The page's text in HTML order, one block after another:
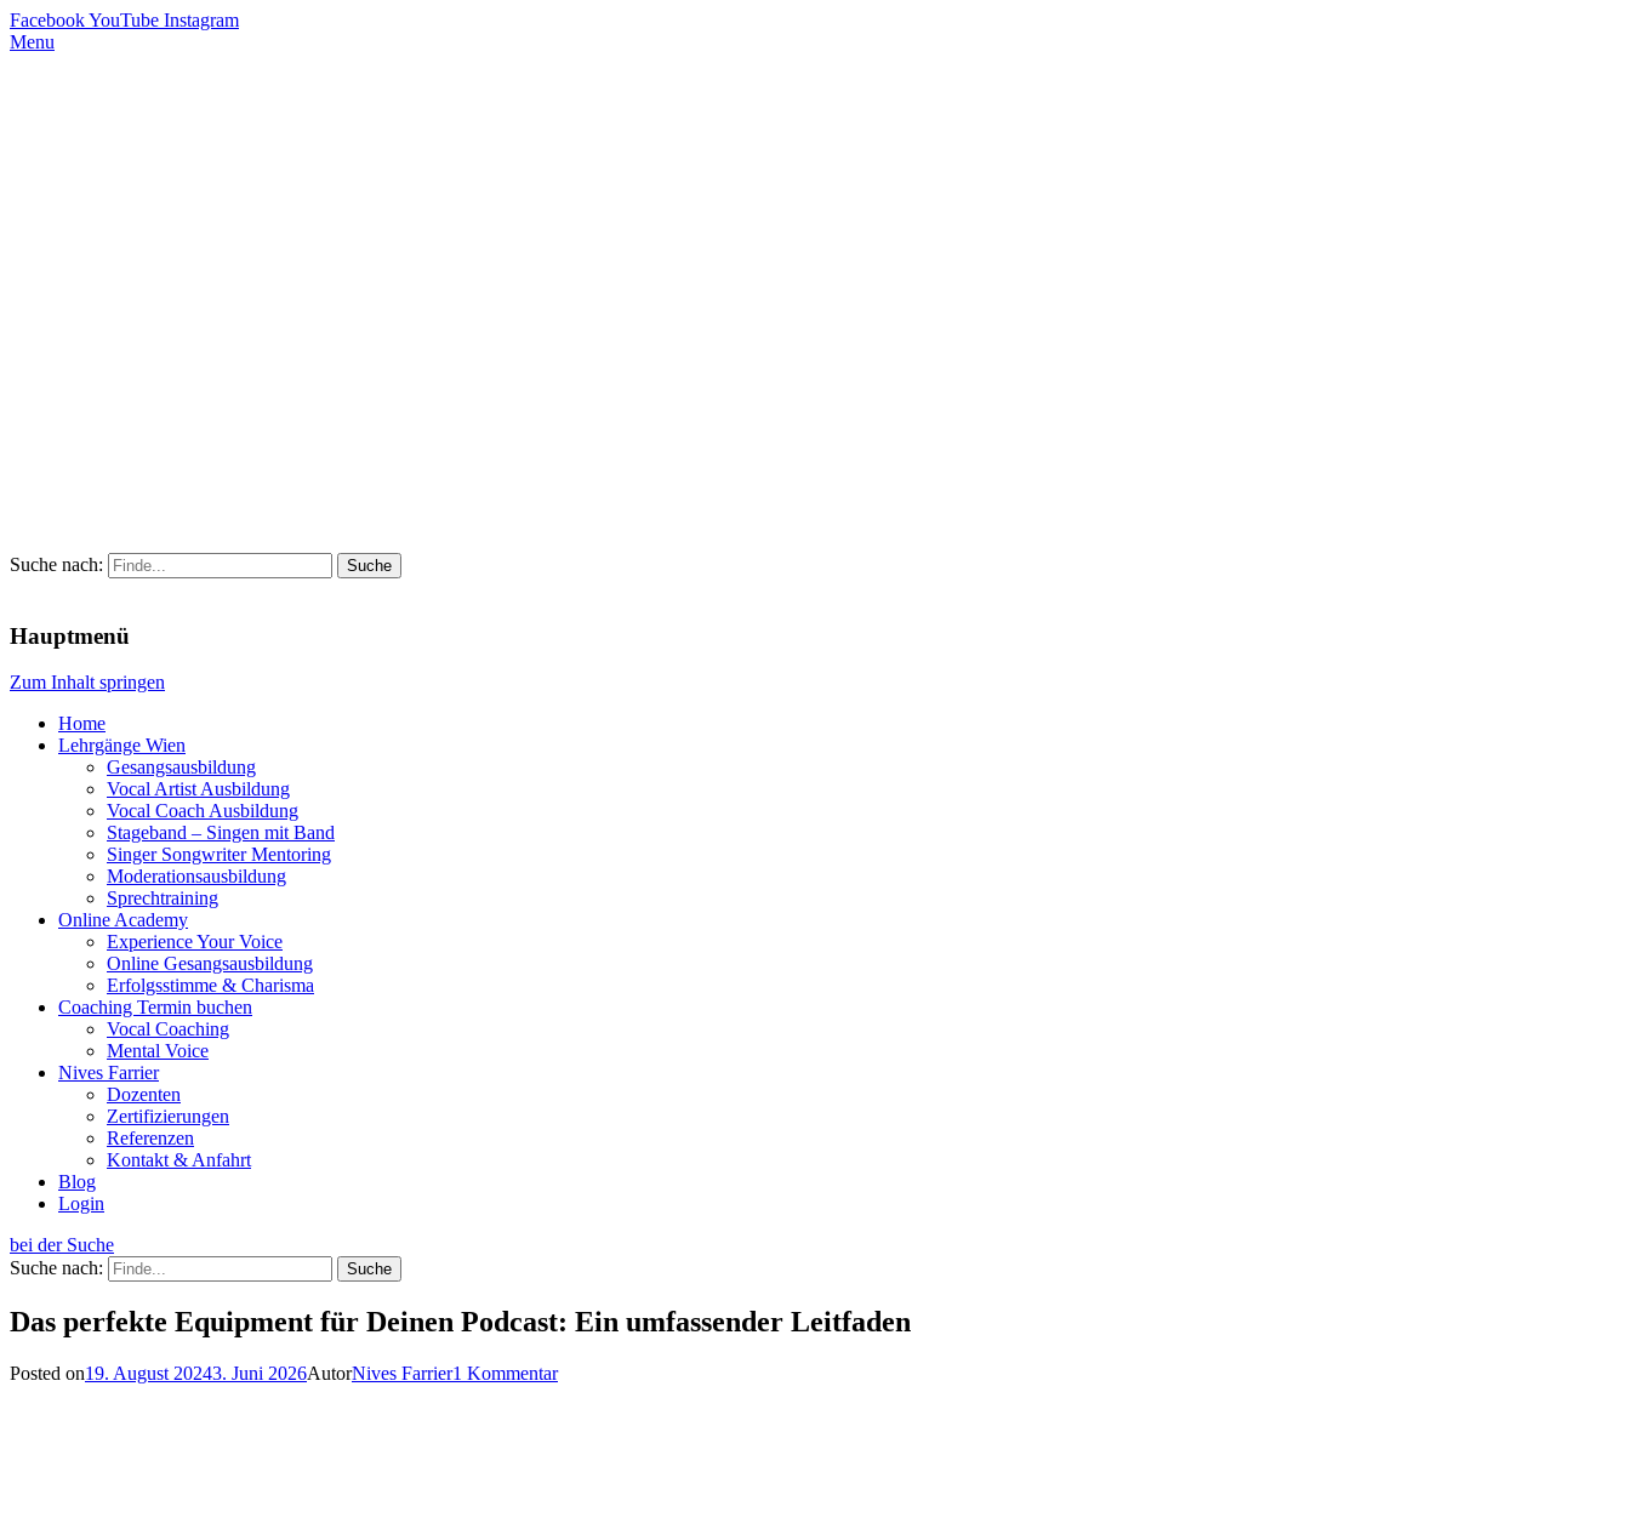
FacebookYouTube Instagram
Menu
Suche nach:
Hauptmenü
Zum Inhalt springen
Home
Lehrgänge Wien
Gesangsausbildung
Vocal Artist Ausbildung
Vocal Coach Ausbildung
Stageband – Singen mit Band
Singer Songwriter Mentoring
Moderationsausbildung
Sprechtraining
Online Academy
Experience Your Voice
Online Gesangsausbildung
Erfolgsstimme & Charisma
Coaching Termin buchen
Vocal Coaching
Mental Voice
Nives Farrier
Dozenten
Zertifizierungen
Referenzen
Kontakt & Anfahrt
Blog
Login
bei der Suche
Suche nach:
Das perfekte Equipment für Deinen Podcast: Ein umfassender Leitfaden
Posted on19. August 20243. Juni 2026AutorNives Farrier1 Kommentar